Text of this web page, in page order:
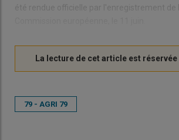
été rendue officielle par l'enregistrement de
79 - AGRI 79